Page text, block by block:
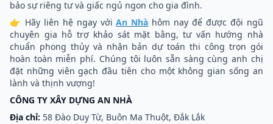
bảo sự riêng tư và giấc ngủ ngon cho gia đình.
👉 Hãy liên hệ ngay vớiAn Nhà hôm nay để được đội ngũ
chuyên gia hỗ trợ khảo sát mặt bằng, tư vấn hướng nhà
chuẩn phong thủy và nhận bản dự toán thi công trọn gói
hoàn toàn miễn phí. Chúng tôi luôn sẵn sàng cùng anh chị
đặt những viên gạch đầu tiên cho một không gian sống an
lành và thịnh vượng!
CÔNG TY XÂY DỰNG AN NHÀ
Địa chỉ: 58 Đào Duy Từ, Buôn Ma Thuột, Đắk Lắk